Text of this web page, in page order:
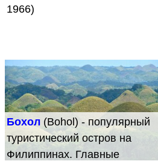
1966)
Бохол (Bohol) - популярный
туристический остров на
Филиппинах. Главные